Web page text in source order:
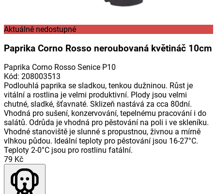
Aktuálně nedostupné
Paprika Corno Rosso neroubovaná květináč 10cm
Paprika Corno Rosso Senice P10
Kód: 208003513
Podlouhlá paprika se sladkou, tenkou dužninou. Růst je
vitální a rostlina je velmi produktivní. Plody jsou velmi
chutné, sladké, šťavnaté. Sklizeň nastává za cca 80dní.
Vhodná pro sušení, konzervování, tepelnému pracování i do
salátů. Odrůda je vhodná pro pěstování na poli i ve skleníku.
Vhodné stanoviště je slunné s propustnou, živnou a mírně
vlhkou půdou. Ideální teploty pro pěstování jsou 16-27°C.
Teploty 2-0°C jsou pro rostlinu fatální.
79 Kč